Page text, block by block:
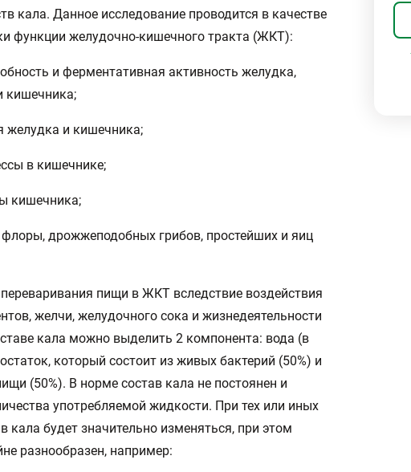
кала. Данное исследование проводится в качестве
функции желудочно-кишечного тракта (ЖКТ):
и ферментативная активность желудка,
кишечника;
желудка и кишечника;
в кишечнике;
кишечника;
дрожжеподобных грибов, простейших и яиц
пищи в ЖКТ вследствие воздействия
желчи, желудочного сока и жизнедеятельности
кала можно выделить 2 компонента: вода (в
который состоит из живых бактерий (50%) и
(50%). В норме состав кала не постоянен и
употребляемой жидкости. При тех или иных
кала будет значительно изменяться, при этом
разнообразен, например: